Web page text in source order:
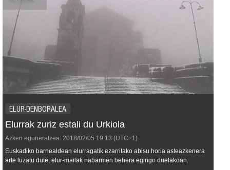
ELUR-DENBORALEA
Elurrak zuriz estali du Urkiola
Azken eguneratzea: 2018/02/05 19:13 (UTC+1)
Euskadiko barnealdean elurragatik ezarritako abisu horia asteazkenera
arte luzatu dute, elur-mailak nabarmen behera egingo duelakoan.